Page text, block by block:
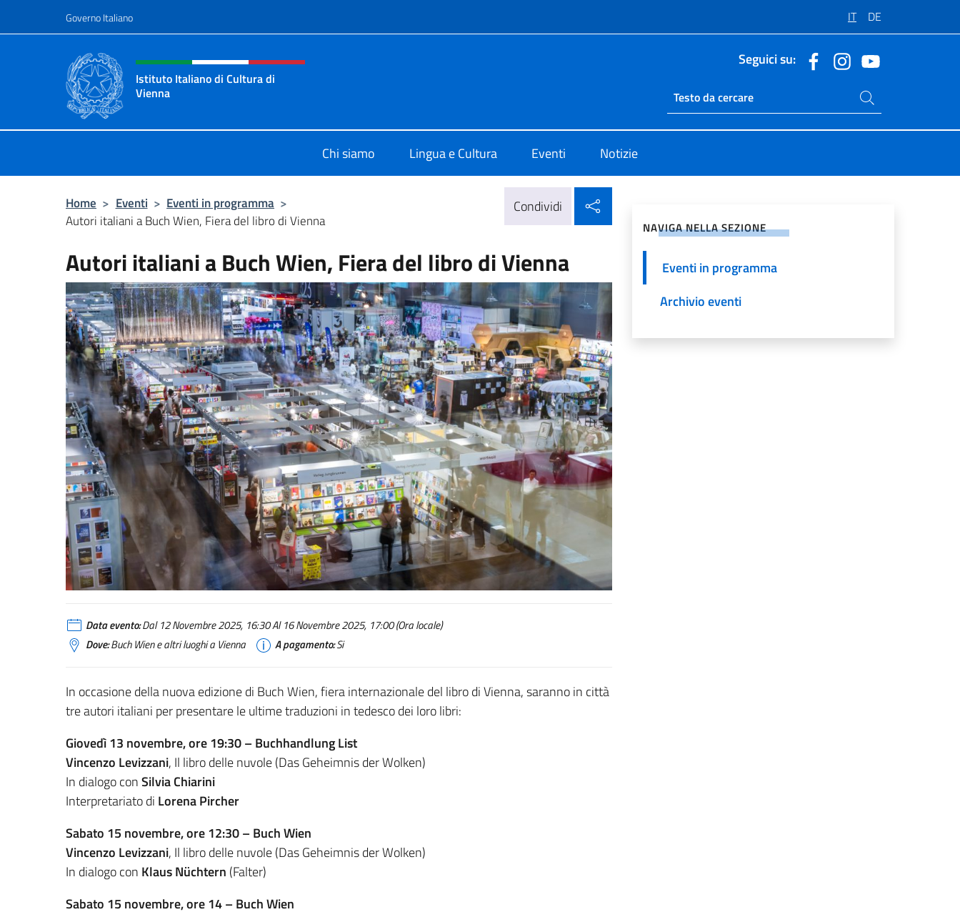
Governo Italiano IT DE
Intestazione sito, social e menù
Istituto Italiano di Cultura di
Vienna
Seguici su:
Ricerca sito live
Cerca nel sito
Chi siamo Lingua e Cultura Eventi Notizie
Home > Eventi > Eventi in programma >
Autori italiani a Buch Wien, Fiera del libro di Vienna
Condividi
Autori italiani a Buch Wien, Fiera del libro di Vienna
Data evento:Dal 12 Novembre 2025, 16:30 Al 16 Novembre 2025, 17:00 (Ora locale)
Dove:Buch Wien e altri luoghi a Vienna A pagamento:Si
In occasione della nuova edizione di Buch Wien, fiera internazionale del libro di Vienna, saranno in città
tre autori italiani per presentare le ultime traduzioni in tedesco dei loro libri:
Giovedì 13 novembre, ore 19:30 – Buchhandlung List
Vincenzo Levizzani, Il libro delle nuvole (Das Geheimnis der Wolken)
In dialogo conSilvia Chiarini
Interpretariato di Lorena Pircher
Sabato 15 novembre, ore 12:30 – Buch Wien
Vincenzo Levizzani, Il libro delle nuvole (Das Geheimnis der Wolken)
In dialogo con Klaus Nüchtern (Falter)
Sabato 15 novembre, ore 14 – Buch Wien
NAVIGA NELLA SEZIONE
Eventi in programma
Archivio eventi